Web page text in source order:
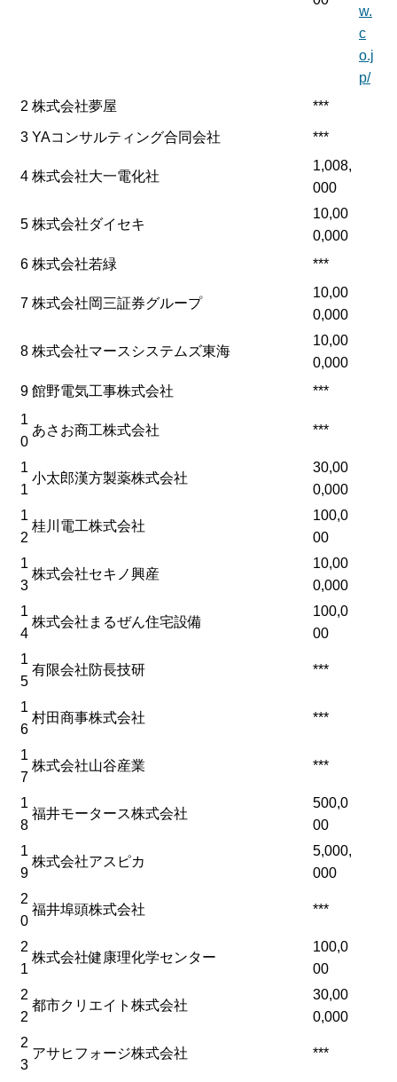
w.
c
o.j
p/
2 株式会社夢屋 ***
3 YAコンサルティング合同会社 ***
4 株式会社大一電化社
1,008,
000
5 株式会社ダイセキ
10,00
0,000
6 株式会社若緑 ***
7 株式会社岡三証券グループ
10,00
0,000
8 株式会社マースシステムズ東海
10,00
0,000
9 館野電気工事株式会社
***
1
0
あさお商工株式会社 ***
1
1
小太郎漢方製薬株式会社
30,00
0,000
1
2
桂川電工株式会社
100,0
00
1
3
株式会社セキノ興産
10,00
0,000
1
4
株式会社まるぜん住宅設備
100,0
00
1
5
有限会社防長技研 ***
1
6
村田商事株式会社 ***
1
7
株式会社山谷産業 ***
1
8
福井モータース株式会社
500,0
00
1
9
株式会社アスピカ
5,000,
000
2
0
福井埠頭株式会社 ***
2
1
株式会社健康理化学センター
100,0
00
2
2
都市クリエイト株式会社
30,00
0,000
2
3
アサヒフォージ株式会社 ***